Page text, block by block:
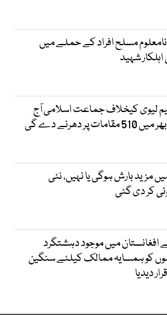
نامعلوم مسلح افراد کے حملے میں
شہید
لیوی کیخلاف جماعت اسلامی آج
پر دھرنے دے گی
مزید بارش ہوگی یا نہیں، نئی
کر دی گئی
افغانستان میں موجود دہشتگرد
کو ہمسایہ ممالک کیلئے سنگین
دیدیا